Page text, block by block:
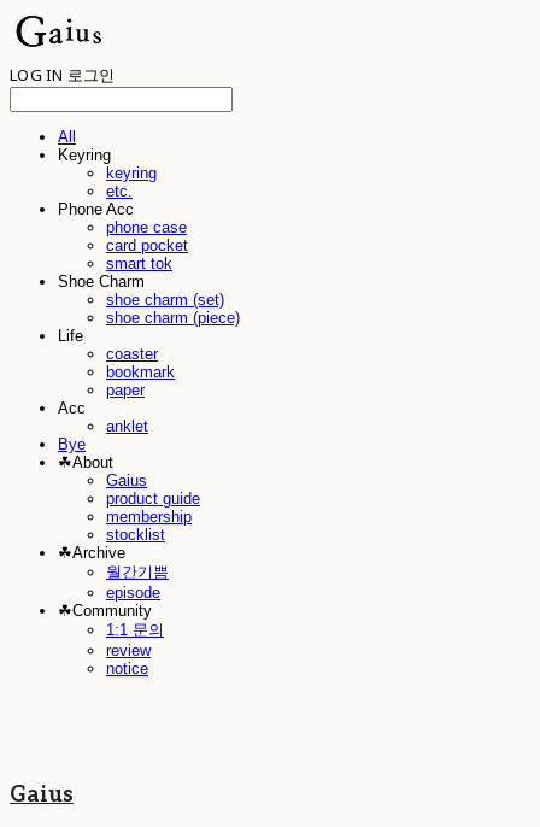
LOG IN 로그인
All
Keyring
keyring
etc.
Phone Acc
phone case
card pocket
smart tok
Shoe Charm
shoe charm (set)
shoe charm (piece)
Life
coaster
bookmark
paper
Acc
anklet
Bye
☘︎About
Gaius
product guide
membership
stocklist
☘︎Archive
월간기쁨
episode
☘︎Community
1:1 문의
review
notice
Gaius